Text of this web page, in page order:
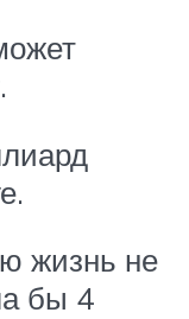
жизнь не
бы 4